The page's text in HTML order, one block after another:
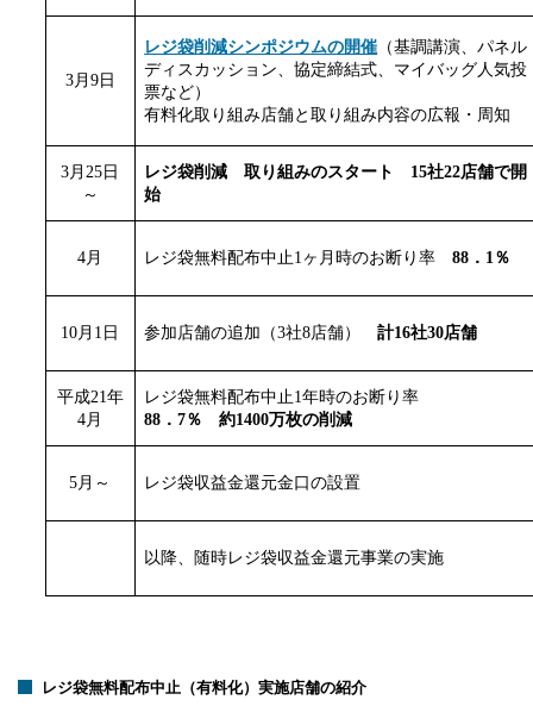
3月9日
レジ袋削減シンポジウムの開催 （基調講演、パネル
ディスカッション、協定締結式、マイバッグ人気投
票など）
有料化取り組み店舗と取り組み内容の広報・周知
3月25 日
～
レジ袋削減 取り組みのスタート 15社22店舗で開
始
4月 レジ袋無料配布中止1 ヶ月時のお断り率 88．1％
10月1日 参加店舗の追加（3社8店舗） 計16社30店舗
平成21 年
4 月
レジ袋無料配布中止 1年時のお断り率
88．7％ 約1400万枚の削減
5月～ レジ袋収益金還元金口の設置
以降、随時レジ袋収益金還元事業の実施
レジ袋無料配布中止（有料化）実施店舗の紹介